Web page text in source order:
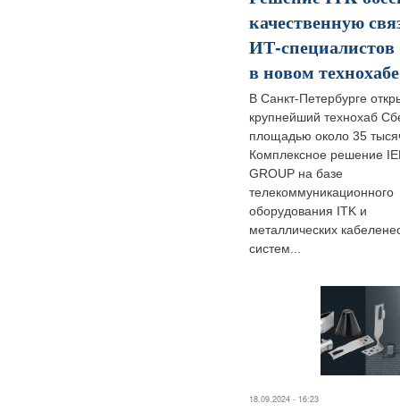
качественную
ИТ-специалистов
в новом технохабе
В Санкт-Петербурге
крупнейший технохаб
площадью около 35
Комплексное решение
GROUP на базе
телекоммуникационного
оборудования ITK и
металлических
систем...
18.09.2024 - 16:23